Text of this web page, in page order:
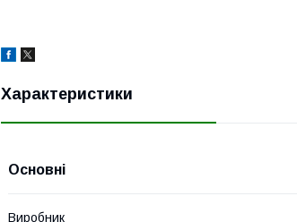
Характеристики
Основні
Виробник